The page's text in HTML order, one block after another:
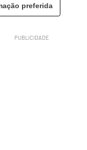
preferida